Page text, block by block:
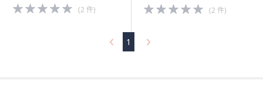
5.0
of
(2 件)
5.0
of
(2 件)
1